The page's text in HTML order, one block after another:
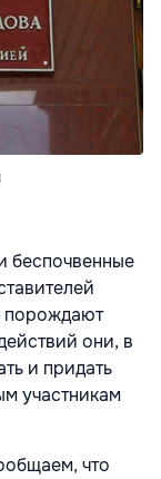
беспочвенные
порождают
они, в
и придать
участникам
что